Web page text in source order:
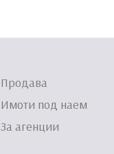
Продава
Имоти под наем
За агенции